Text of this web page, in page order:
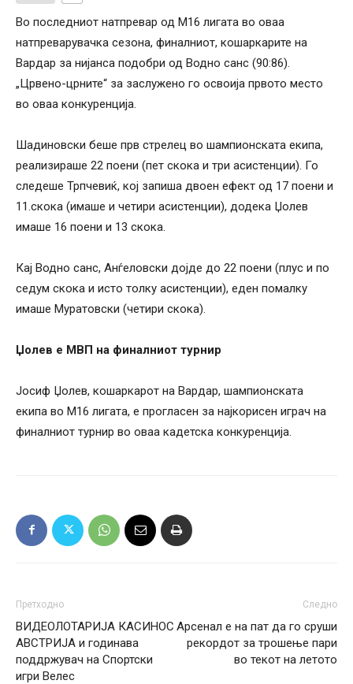
Во последниот натпревар од М16 лигата во оваа
натпреварувачка сезона, финалниот, кошаркарите на
Вардар за нијанса подобри од Водно санс (90:86).
„Црвено-црните“ за заслужено го освоија првото место
во оваа конкуренција.
Шадиновски беше прв стрелец во шампионската екипа,
реализираше 22 поени (пет скока и три асистенции). Го
следеше Трпчевиќ, кој запиша двоен ефект од 17 поени и
11.скока (имаше и четири асистенции), додека Џолев
имаше 16 поени и 13 скока.
Кај Водно санс, Анѓеловски дојде до 22 поени (плус и по
седум скока и исто толку асистенции), еден помалку
имаше Муратовски (четири скока).
Џолев е МВП на финалниот турнир
Јосиф Џолев, кошаркарот на Вардар, шампионската
екипа во М16 лигата, е прогласен за најкорисен играч на
финалниот турнир во оваа кадетска конкуренција.
Претходно
ВИДЕОЛОТАРИЈА КАСИНОС
АВСТРИЈА и годинава
поддржувач на Спортски
игри Велес
Следно
Арсенал е на пат да го сруши
рекордот за трошење пари
во текот на летото